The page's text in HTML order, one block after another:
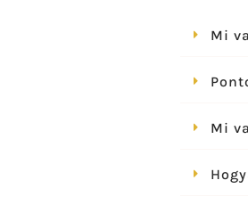
Mi
Mi